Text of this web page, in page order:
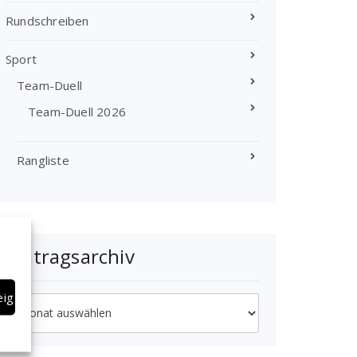
Rundschreiben
Sport
Team-Duell
Team-Duell 2026
Rangliste
Beitragsarchiv
Beitragsarchiv